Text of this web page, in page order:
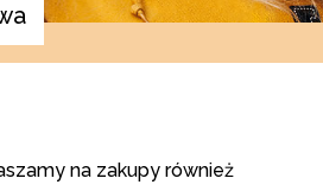
na zakupy również